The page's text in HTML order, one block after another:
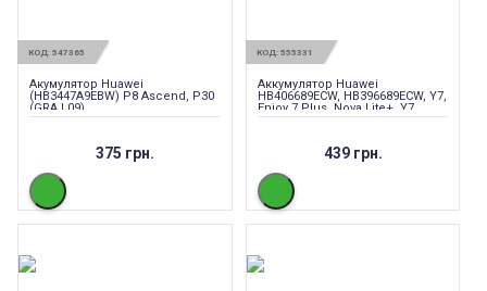
КОД: 547365
Акумулятор Huawei
(HB3447A9EBW) P8 Ascend, P30
(GRA L09)
375 грн.
КОД: 555331
Аккумулятор Huawei
HB406689ECW, HB396689ECW, Y7,
Enjoy 7 Plus, Nova Lite+, Y7
Prime, Mate 9, Y9 2018 4000mAh
439 грн.